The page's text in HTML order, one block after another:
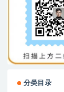
分类目录